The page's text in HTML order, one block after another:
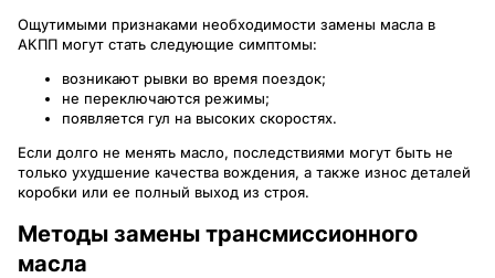
Ощутимыми признаками необходимости замены масла в
АКПП могут стать следующие симптомы:
возникают рывки во время поездок;
не переключаются режимы;
появляется гул на высоких скоростях.
Если долго не менять масло, последствиями могут быть не
только ухудшение качества вождения, а также износ деталей
коробки или ее полный выход из строя.
Методы замены трансмиссионного
масла